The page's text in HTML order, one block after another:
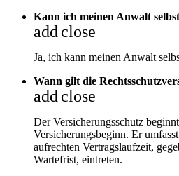
Kann ich meinen Anwalt
add close
Ja, ich kann meinen Anwalt
Wann gilt die
add close
Der Versicherungsschutz
Versicherungsbeginn. Er
aufrechten Vertragslaufzeit,
Wartefrist, eintreten.